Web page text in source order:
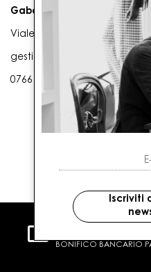
Gaballo Mario srl
Viale G. Matteotti n. 23
0766 25656
BONIFICO BANCARIO
Iscriviti